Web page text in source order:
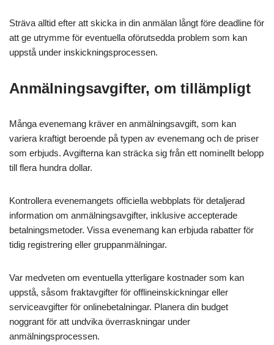
Sträva alltid efter att skicka in din anmälan långt före deadline för
att ge utrymme för eventuella oförutsedda problem som kan
uppstå under inskickningsprocessen.
Anmälningsavgifter, om tillämpligt
Många evenemang kräver en anmälningsavgift, som kan
variera kraftigt beroende på typen av evenemang och de priser
som erbjuds. Avgifterna kan sträcka sig från ett nominellt belopp
till flera hundra dollar.
Kontrollera evenemangets officiella webbplats för detaljerad
information om anmälningsavgifter, inklusive accepterade
betalningsmetoder. Vissa evenemang kan erbjuda rabatter för
tidig registrering eller gruppanmälningar.
Var medveten om eventuella ytterligare kostnader som kan
uppstå, såsom fraktavgifter för offlineinskickningar eller
serviceavgifter för onlinebetalningar. Planera din budget
noggrant för att undvika överraskningar under
anmälningsprocessen.